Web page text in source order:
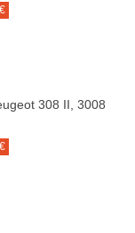
308 II, 3008